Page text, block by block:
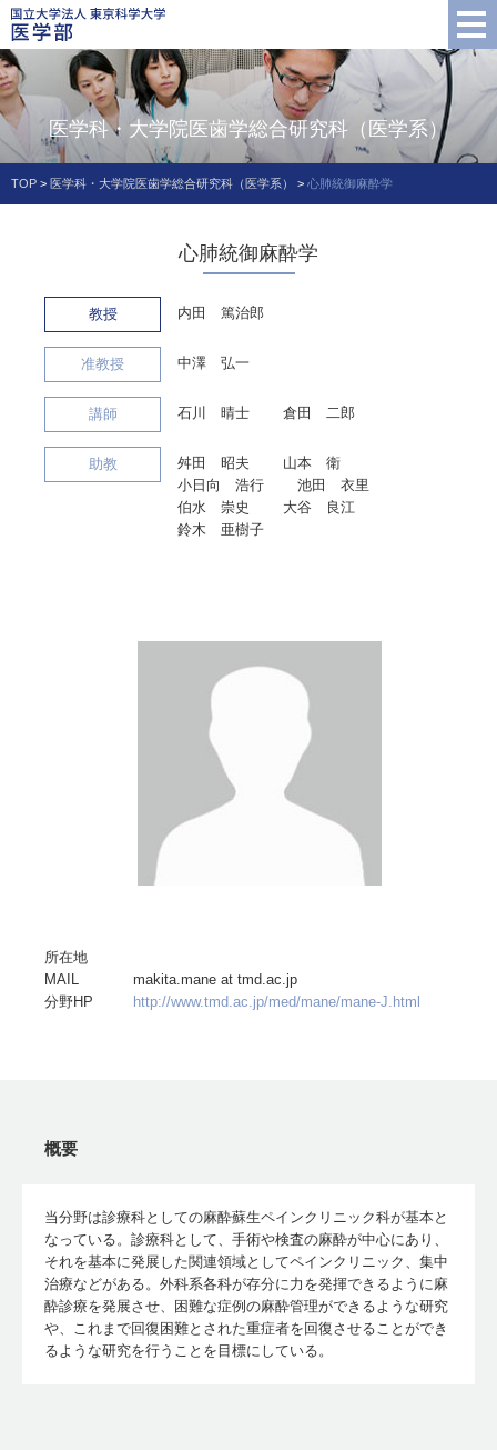
医学科・大学院医歯学総合研究科（医学系）
TOP > 医学科・大学院医歯学総合研究科（医学系） > 心肺統御麻酔学
心肺統御麻酔学
教授 内田 篤治郎
准教授 中澤 弘一
講師 石川 晴士 倉田 二郎
助教 舛田 昭夫
山本 衛
小日向 浩行
池田 衣里
伯水 崇史
大谷 良江
鈴木 亜樹子
所在地
MAIL
makita.mane at tmd.ac.jp
分野HP
http://www.tmd.ac.jp/med/mane/mane-J.html
概要
当分野は診療科としての麻酔蘇生ペインクリニック科が基本と
なっている。診療科として、手術や検査の麻酔が中心にあり、
それを基本に発展した関連領域としてペインクリニック、集中
治療などがある。外科系各科が存分に力を発揮できるように麻
酔診療を発展させ、困難な症例の麻酔管理ができるような研究
や、これまで回復困難とされた重症者を回復させることができ
るような研究を行うことを目標にしている。